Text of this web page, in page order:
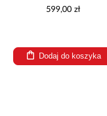
599,00 zł
Dodaj do koszyka